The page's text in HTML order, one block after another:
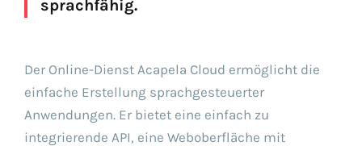
Los geht's!
sprachfähig.
Der Online-Dienst Acapela Cloud ermöglicht die
einfache Erstellung sprachgesteuerter
Anwendungen. Er bietet eine einfach zu
integrierende API, eine Weboberfläche mit